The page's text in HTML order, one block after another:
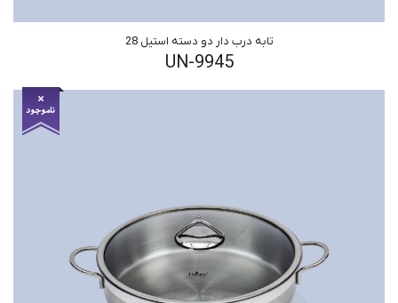
تابه درب دار دو دسته استیل 28
UN-9945